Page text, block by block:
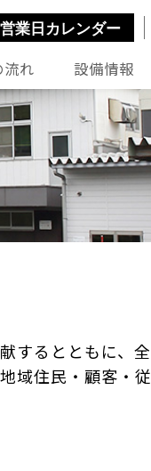
流れ 設備情報
営業日カレンダー
するとともに、全
域住民・顧客・従